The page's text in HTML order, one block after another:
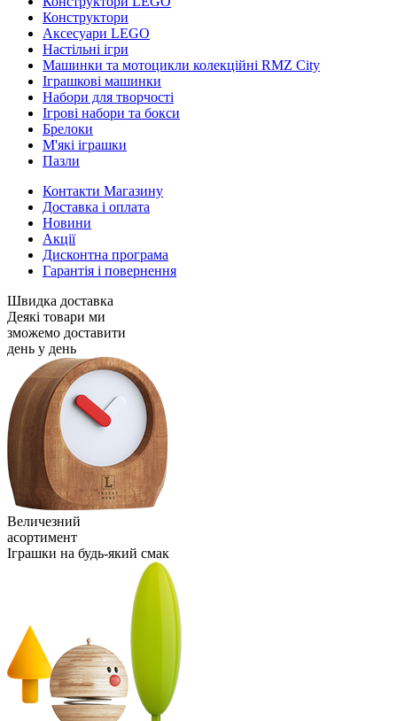
Конструктори
Аксесуари LEGO
Настільні ігри
Машинки та мотоцикли колекційні RMZ City
Іграшкові машинки
Набори для творчості
Ігрові набори та бокси
Брелоки
М'які іграшки
Пазли
Контакти Магазину
Доставка і оплата
Новини
Акції
Дисконтна програма
Гарантія і повернення
Швидка доставка
Деякі товари ми
зможемо доставити
день у день
Величезний
асортимент
Іграшки на будь-який смак